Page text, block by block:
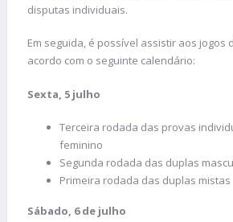
disputas individuais.
Em seguida, é possível assistir aos jogos
acordo com o seguinte calendário:
Sexta, 5 julho
Terceira rodada das provas
feminino
Segunda rodada das duplas
Primeira rodada das duplas mistas
Sábado, 6 de julho